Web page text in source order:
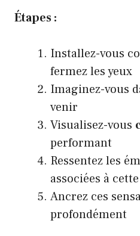
Étapes :
Installez-vous
fermez les yeux
Imaginez-vous
venir
Visualisez-vous
performant
Ressentez les
associées à
Ancrez ces
profondément